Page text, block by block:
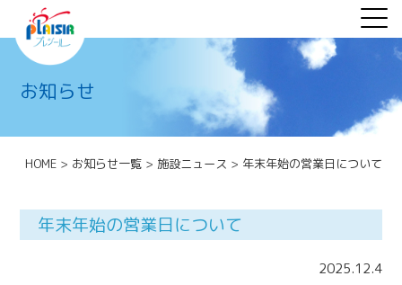
お知らせ
HOME> お知らせ一覧> 施設ニュース > 年末年始の営業日について
年末年始の営業日について
2025.12.4